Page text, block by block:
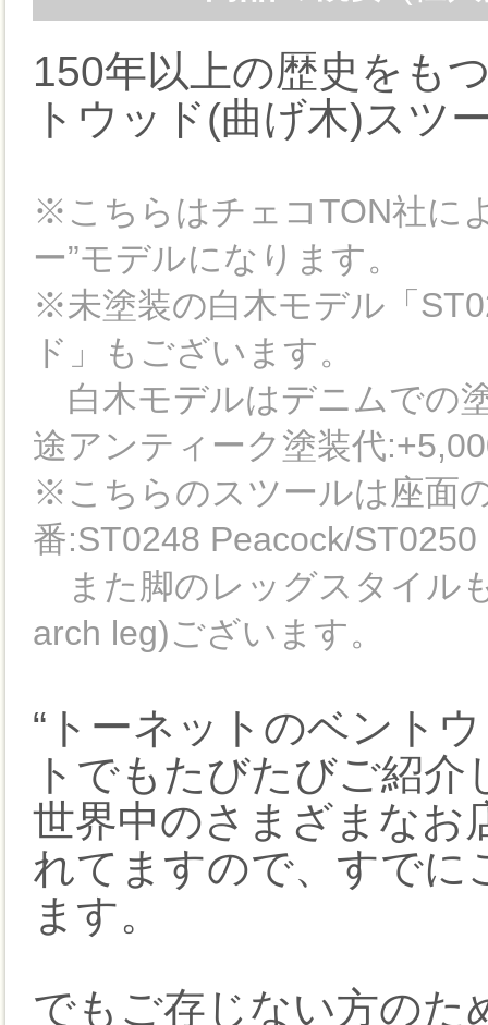
150年以上の歴史をも
トウッド(曲げ木)スツ
※こちらはチェコTON社に
ー”モデルになります。
※未塗装の白木モデル「
ド」もございます。
白木モデルはデニムでの
途アンティーク塗装代
※こちらのスツールは座面
番:ST0248 Peacock/
また脚のレッグスタイル
arch leg)ございます。
“トーネットのベント
トでもたびたびご紹介
世界中のさまざまなお
れてますので、すでに
ます。
でもご存じない方のた